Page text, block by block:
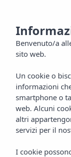
IT
Benvenuto/a
sito web.
Un cookie o
informazioni
smartphone o
web. Alcuni
altri
servizi per il
I cookie